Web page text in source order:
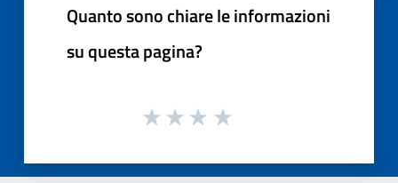
Quanto sono chiare le informazioni
su questa pagina?